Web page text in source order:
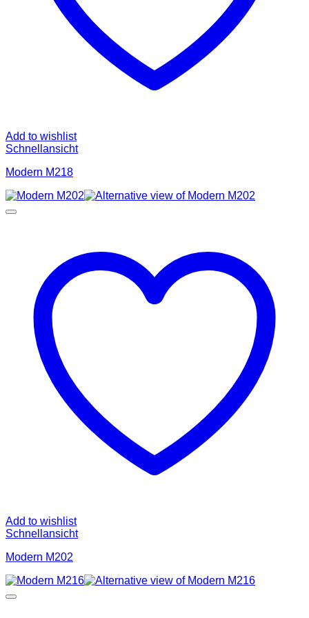
Add to wishlist
Schnellansicht
Modern M218
Add to wishlist
Schnellansicht
Modern M202